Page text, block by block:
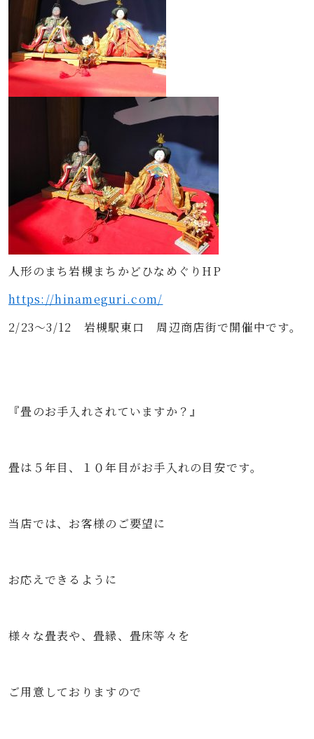
人形のまち岩槻まちかどひなめぐりHP
https://hinameguri.com/
2/23～3/12 岩槻駅東口 周辺商店街で開催中です。
『畳のお手入れされていますか？』
畳は５年目、１０年目がお手入れの目安です。
当店では、お客様のご要望に
お応えできるように
様々な畳表や、畳縁、畳床等々を
ご用意しておりますので